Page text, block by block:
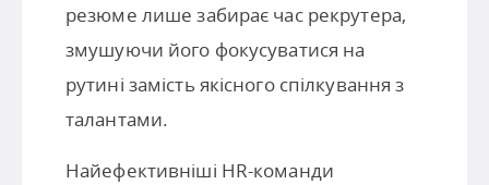
резюме лише забирає час рекрутера,
змушуючи його фокусуватися на
рутині замість якісного спілкування з
талантами.
Найефективніші HR-команди